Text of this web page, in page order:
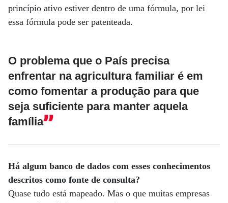
princípio ativo estiver dentro de uma fórmula, por lei
essa fórmula pode ser patenteada.
O problema que o País precisa
enfrentar na agricultura familiar é em
como fomentar a produção para que
seja suficiente para manter aquela
família
Há algum banco de dados com esses conhecimentos
descritos como fonte de consulta?
Quase tudo está mapeado. Mas o que muitas empresas